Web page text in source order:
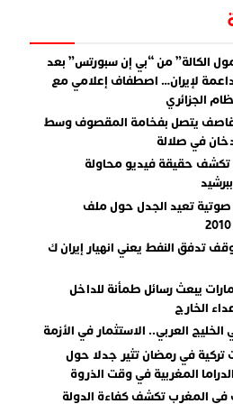
الكالة” من “بي إن سبورتس” بعد
لإيران… اصطفاف إعلامي مع
الجزائري
يتصل بفخامة المقصوف وسط
في صلالة
تكشف حقيقة فيديو محاولة
صوتية تعيد الجدل حول ملف
تدفق النفط يعني انهيار إيران ك
يبعث رسائل طمأنة للداخل
الخارج
الخليج العربي.. الاستثمار في الأزمة
في رمضان تثير جدلا حول
المغربية في وقت الذروة
في المغرب تكشف كفاءة الدولة